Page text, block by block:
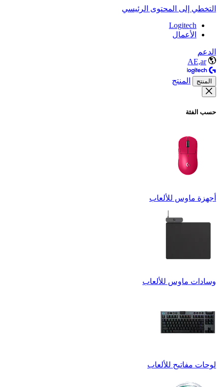
التخطي إلى المحتوى الرئيسي
Logitech
الأعمال
الدعم
AE,ar
المنتج المنتج
حسب الفئة
أجهزة ماوس للألعاب
وسادات ماوس للألعاب
لوحات مفاتيح للألعاب